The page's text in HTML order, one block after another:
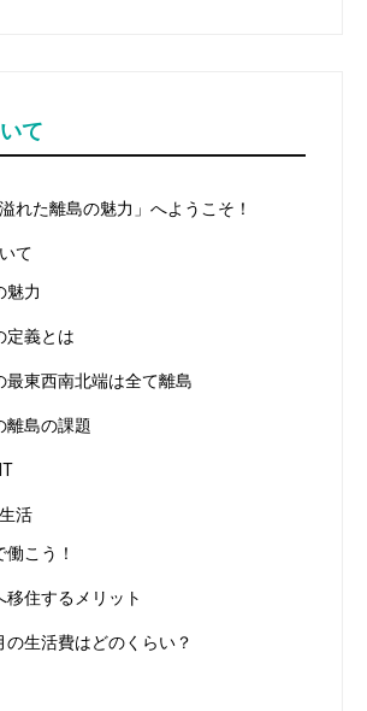
て
溢れた離島の魅力」へようこそ！
て
魅力
定義とは
最東西南北端は全て離島
離島の課題
活
働こう！
移住するメリット
の生活費はどのくらい？